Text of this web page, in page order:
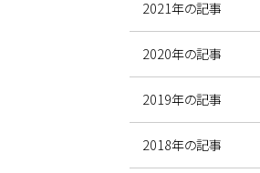
2021年の記事
2020年の記事
2019年の記事
2018年の記事